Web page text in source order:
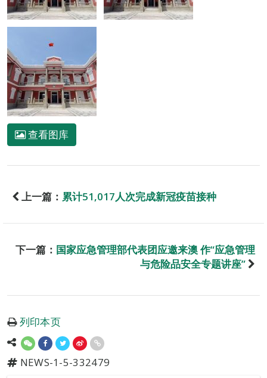
查看图库
上一篇： 累计51,017人次完成新冠疫苗接种
下一篇： 国家应急管理部代表团应邀来澳 作“应急管理
与危险品安全专题讲座”
列印本页
NEWS-1-5-332479